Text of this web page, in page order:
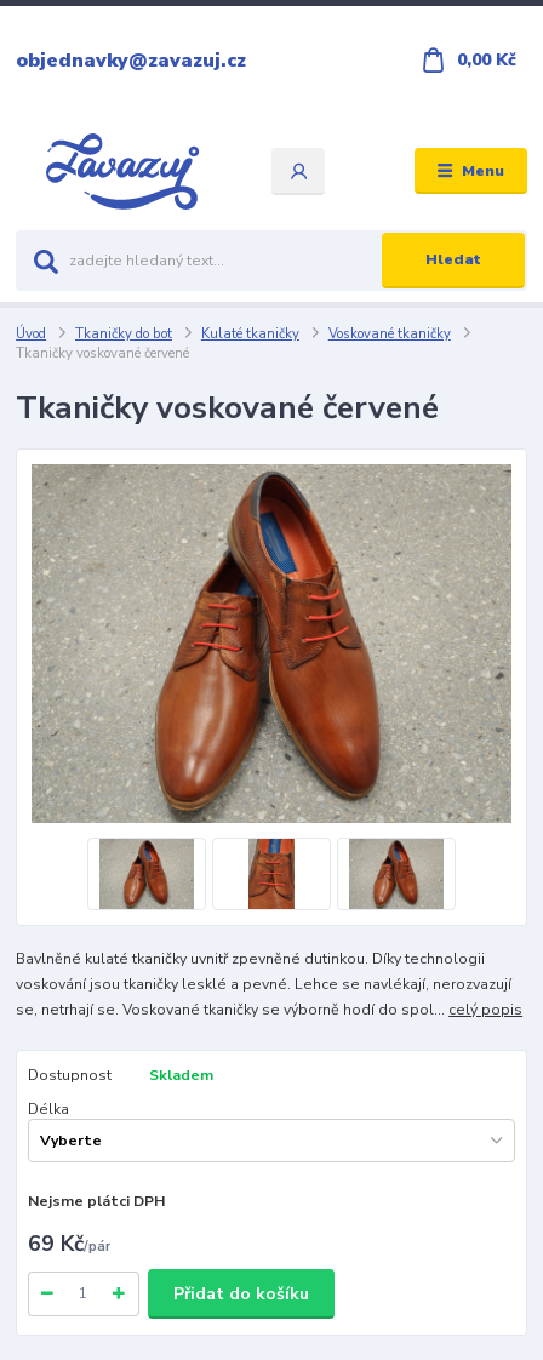
Menu
Hledat
objednavky@zavazuj.cz 0,00 Kč
Úvod Tkaničky do bot Kulaté tkaničky
Voskované tkaničky
Tkaničky voskované červené
Tkaničky voskované červené
Bavlněné kulaté tkaničky uvnitř zpevněné dutinkou. Díky technologii
voskování jsou tkaničky lesklé a pevné. Lehce se navlékají, nerozvazují
se, netrhají se. Voskované tkaničky se výborně hodí do spol... celý popis
Dostupnost
Skladem
Délka
Nejsme plátci DPH
69 Kč/pár
Přidat do košíku